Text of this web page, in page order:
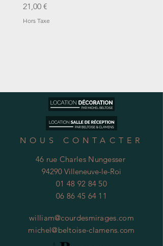
Prix
21,00 €
Hors Taxe
NOUS CONTACTER
46 rue Charles Nungesser
94290 Villeneuve-le-Roi
01 48 92 84 50
06 86 45 64 11
william@courdesmirages.com
michel@beltoise-clamens.com